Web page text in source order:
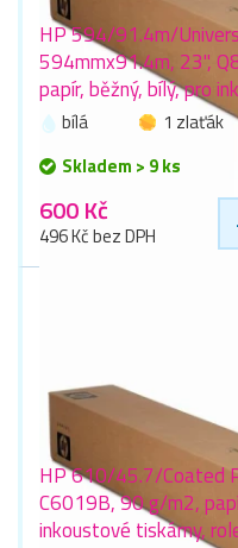
HP 594/91.4m/
594mmx91.4m, 23",
papír, běžný, bílý, pro
bílá
1 zlaťák
Skladem > 9 ks
600 Kč
496 Kč bez DPH
HP 610/45.7/Coated
C6019B, 90 g/m2,
inkoustové tiskárny,